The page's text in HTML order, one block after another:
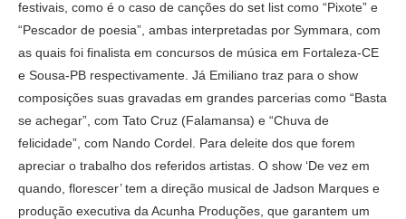
festivais, como é o caso de canções do set list como “Pixote” e
“Pescador de poesia”, ambas interpretadas por Symmara, com
as quais foi finalista em concursos de música em Fortaleza-CE
e Sousa-PB respectivamente. Já Emiliano traz para o show
composições suas gravadas em grandes parcerias como “Basta
se achegar”, com Tato Cruz (Falamansa) e “Chuva de
felicidade”, com Nando Cordel. Para deleite dos que forem
apreciar o trabalho dos referidos artistas. O show ‘De vez em
quando, florescer’ tem a direção musical de Jadson Marques e
produção executiva da Acunha Produções, que garantem um